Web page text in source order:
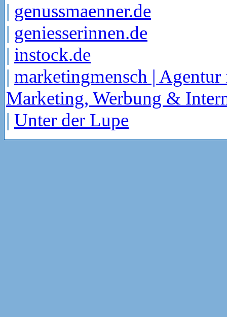
| genussmaenner.de
| geniesserinnen.de
| instock.de
| marketingmensch | Agentur
Marketing, Werbung &
| Unter der Lupe